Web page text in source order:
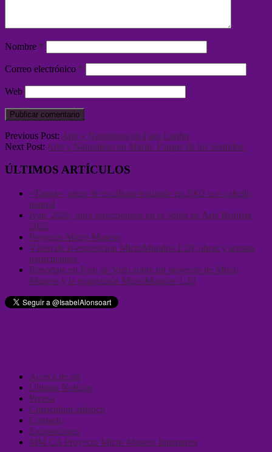
Nombre *
Correo electrónico *
Web
Previous Post: Arte y Naturaleza en Faro Lariño
Next Post: Arte y Naturaleza en Marín. Parque de los Sentidos.
ÚLTIMOS ARTÍCULOS
«Tanga», pieza de escultura realizada en 2002 con cabello
natural
Iván, 2020, obra seleccionada en el Salón de Arte Realista
2022
Proyecto Micro Museos
Vídeo de la exposición MicroMundos 1:20, obras y artistas
participantes.
Reportaje en Faro de Vigo sobre mi proyecto de Micro
Museos y la exposición MicroMundos 1:20
Acerca de mi
Últimas Noticias
Prensa
Currículum artístico
Contacto
Exposiciones
MM CA Proyecto Micro Museos Itinerantes